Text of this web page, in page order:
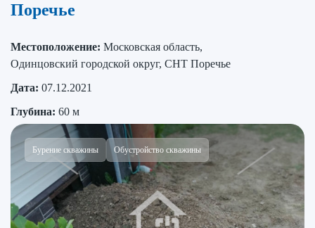
Поречье
Местоположение: Московская область,
Одинцовский городской округ, СНТ Поречье
Дата: 07.12.2021
Глубина: 60 м
Бурение скважины Обустройство скважины